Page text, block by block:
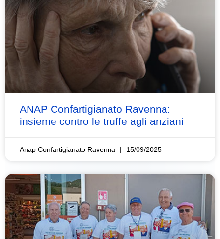
ANAP Confartigianato Ravenna:
insieme contro le truffe agli anziani
Anap Confartigianato Ravenna 15/09/2025